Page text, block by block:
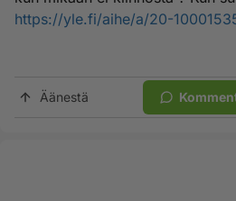
https://yle.fi/aihe/a/20-
Äänestä